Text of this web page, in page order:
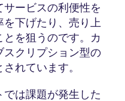
ービスの利便性を
下げたり、売り上
を狙うのです。カ
スクリプション型の
れています。
は課題が発生した